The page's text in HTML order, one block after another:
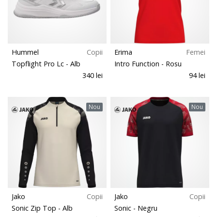
noii
pantofi
PUMA
Accelerate
Află
care
sunt
actualizările
tehnice
vezi
dacă
merită…
Marime pantof
Teamsales
Colectie
Confort si amortizare
Drop
Potrivire
Hummel
Copii
Topflight Pro Lc - Alb
340 lei
Erima
Femei
Intro Function - Rosu
94 lei
Nou
Jako
Copii
Sonic Zip Top - Alb
Nou
Jako
Copii
Sonic - Negru